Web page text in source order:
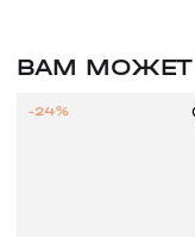
ВАМ МОЖЕТ
-24%